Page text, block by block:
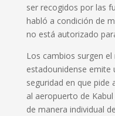
ser recogidos por las
habló a condición de
no está autorizado
Los cambios surgen
estadounidense emite
seguridad en que pide
al aeropuerto de
de manera individual